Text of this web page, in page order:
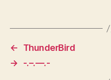
←
ThunderBird
→
-.–.—.-